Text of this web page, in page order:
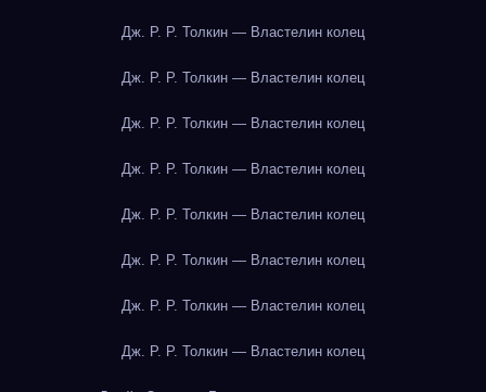
Дж. Р. Р. Толкин — Властелин колец
Дж. Р. Р. Толкин — Властелин колец
Дж. Р. Р. Толкин — Властелин колец
Дж. Р. Р. Толкин — Властелин колец
Дж. Р. Р. Толкин — Властелин колец
Дж. Р. Р. Толкин — Властелин колец
Дж. Р. Р. Толкин — Властелин колец
Дж. Р. Р. Толкин — Властелин колец